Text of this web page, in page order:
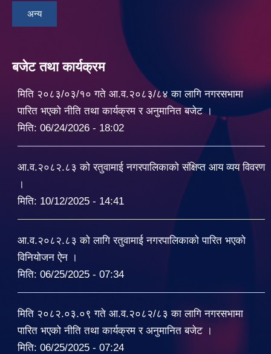
अन्य
बजेट तथा कार्यक्रम
मिति २०८३/०३/१० गते आ.व.२०८३/८४ का लागि नगरसभामा
पारित भएको नीति तथा कार्यक्रम र अनुमानित बजेट ।
मिति: 06/24/2026 - 18:02
आ.व.२०८२.८३ को रतुवामाई नगरपालिकाको संक्षिप्त आय व्यय विवरण
।
मिति: 10/12/2025 - 14:41
आ.व.२०८२.८३ को लागि रतुवामाई नगरपालिकाको पारित भएको
विनियोजन ऐन ।
मिति: 06/25/2025 - 07:34
मिति २०८२.०३.०९ गते आ.व.२०८२/८३ का लागि नगरसभामा
पारित भएको नीति तथा कार्यक्रम र अनुमानित बजेट ।
मिति: 06/25/2025 - 07:24